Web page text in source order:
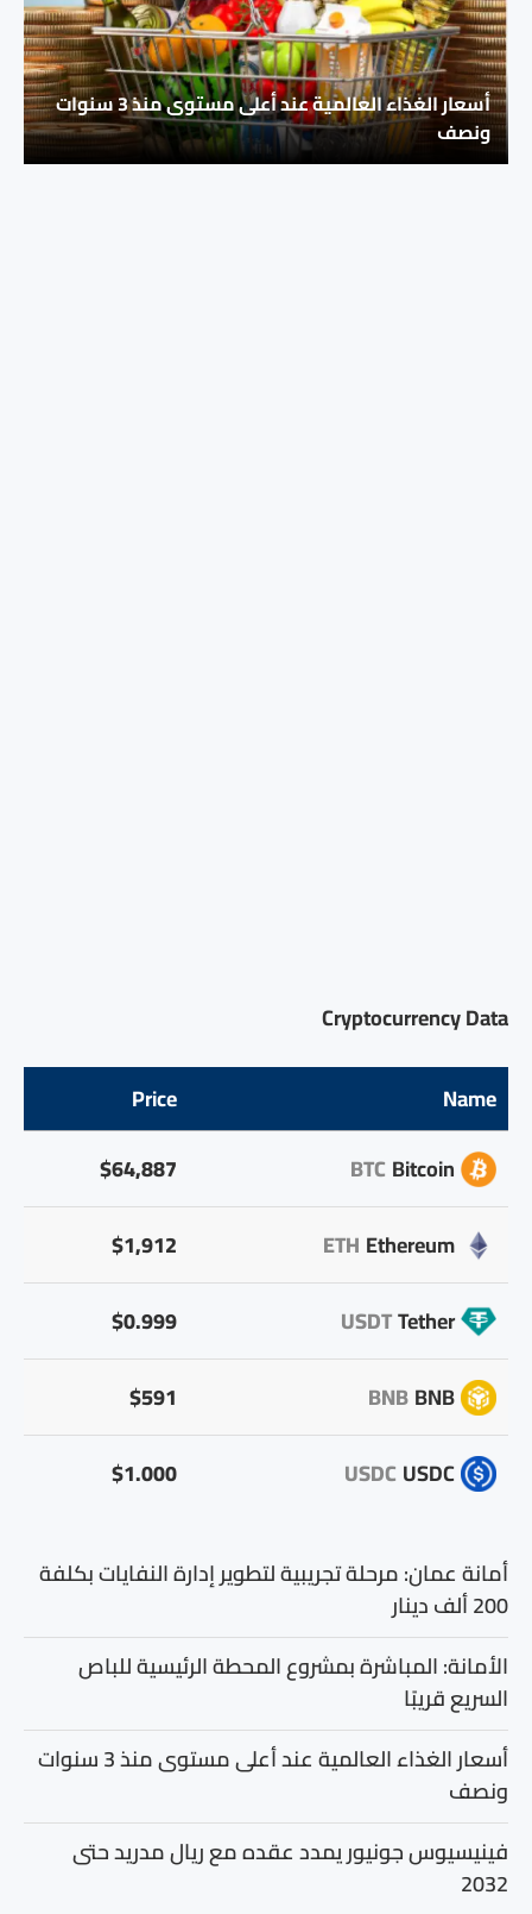
أسعار الغذاء العالمية عند أعلى مستوى منذ 3 سنوات
ونصف
Cryptocurrency Data
Name
Price
Bitcoin
BTC
$64,887
Ethereum
ETH
$1,912
Tether
USDT
$0.999
BNB
BNB
$591
USDC
USDC
$1.000
أمانة عمان: مرحلة تجريبية لتطوير إدارة النفايات بكلفة
200 ألف دينار
الأمانة: المباشرة بمشروع المحطة الرئيسية للباص
السريع قريبًا
أسعار الغذاء العالمية عند أعلى مستوى منذ 3 سنوات
ونصف
فينيسيوس جونيور يمدد عقده مع ريال مدريد حتى
2032